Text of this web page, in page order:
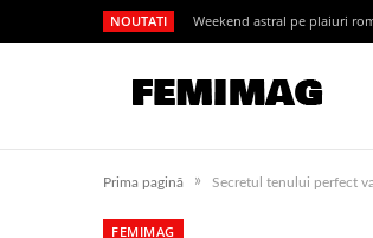
NOUTATI Weekend astral pe plaiuri
Prima pagină » Secretul tenului perfect
FEMIMAG